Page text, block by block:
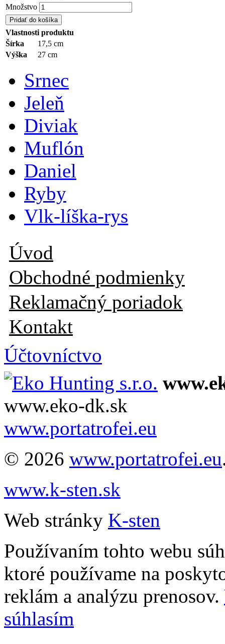
Množstvo
Pridať do košíka
Vlastnosti produktu
Šírka
17,5 cm
Výška
27 cm
Srnec
Jeleň
Diviak
Muflón
Daniel
Ryby
Vlk-líška-rys
Úvod
Obchodné podmienky
Reklamačný poriadok
Kontakt
Účtovníctvo
www.eko-dk.sk
www.portatrofei.eu
© 2026 www.portatrofei.eu
www.k-sten.sk
Web stránky K-sten
Používaním tohto webu
ktoré používame na
reklám a analýzu prenosov.
súhlasím